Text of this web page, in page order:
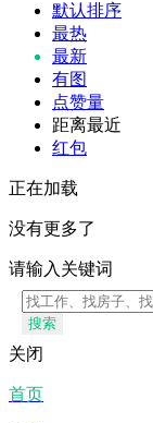
默认排序
最热
最新
有图
点赞量
距离最近
红包
正在加载
没有更多了
请输入关键词
搜索
关闭
首页